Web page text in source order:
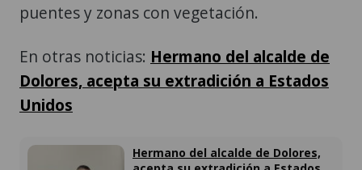
puentes y zonas con vegetación.
En otras noticias: Hermano del alcalde de
Dolores, acepta su extradición a Estados
Unidos
Hermano del alcalde de Dolores,